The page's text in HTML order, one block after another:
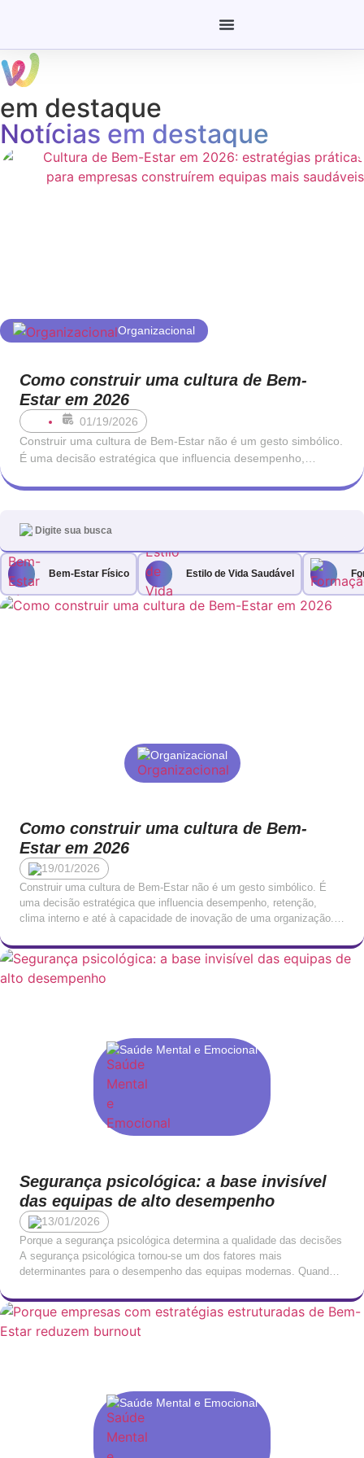
em destaque
Notícias em destaque
Organizacional
Como construir uma cultura de Bem-
Estar em 2026
01/19/2026
Construir uma cultura de Bem-Estar não é um gesto simbólico.
É uma decisão estratégica que influencia desempenho,
uma organização. Nos últimos anos, vários estudos
os seus programas de saúde emocional e qualidade de vida
Bem-Estar Físico Estilo de Vida Saudável
Organizacional
Como construir uma cultura de Bem-
Estar em 2026
19/01/2026
Construir uma cultura de Bem-Estar não é um gesto simbólico. É
uma decisão estratégica que influencia desempenho, retenção,
clima interno e até à capacidade de inovação de uma organização.
estruturam consistentemente os seus programas de saúde
emocional e qualidade de vida apresentam equipas mais estáveis,
níveis […]
Saúde Mental e Emocional
Segurança psicológica: a base invisível
das equipas de alto desempenho
13/01/2026
Porque a segurança psicológica determina a qualidade das decisões
A segurança psicológica tornou-se um dos fatores mais
determinantes para o desempenho das equipas modernas. Quando
admitir erros e pedir ajuda sem medo de julgamento, a qualidade da
tomada de decisão aumenta de forma significativa. Em tempos […]
Saúde Mental e Emocional